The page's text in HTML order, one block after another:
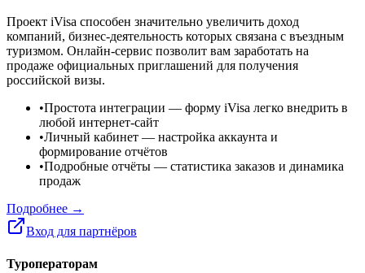
Проект iVisa способен значительно увеличить доход
компаний, бизнес-деятельность которых связана с въездным
туризмом. Онлайн-сервис позволит вам заработать на
продаже официальных приглашений для получения
российской визы.
•Простота интеграции — форму iVisa легко внедрить в
любой интернет-сайт
•Личный кабинет — настройка аккаунта и
формирование отчётов
•Подробные отчёты — статистика заказов и динамика
продаж
Подробнее →
Вход для партнёров
Туроператорам